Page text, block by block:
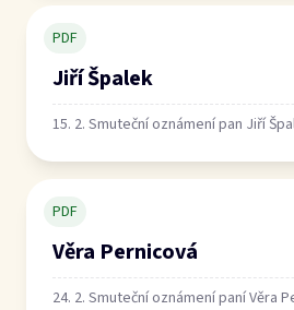
PDF
Jiří Špalek
15. 2. Smuteční oznámení pan Jiří
PDF
Věra Pernicová
24. 2. Smuteční oznámení paní Věra